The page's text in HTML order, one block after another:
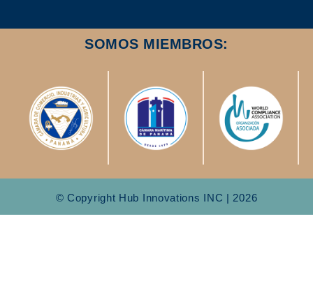
SOMOS MIEMBROS:
© Copyright Hub Innovations INC | 2026